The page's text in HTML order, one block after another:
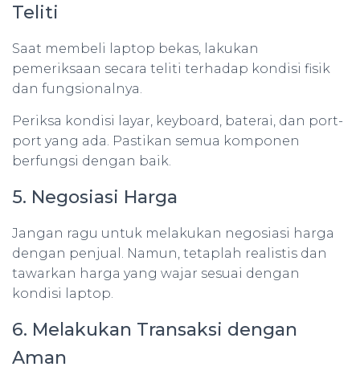
Teliti
Saat membeli laptop bekas, lakukan
pemeriksaan secara teliti terhadap kondisi fisik
dan fungsionalnya.
Periksa kondisi layar, keyboard, baterai, dan port-
port yang ada. Pastikan semua komponen
berfungsi dengan baik.
5. Negosiasi Harga
Jangan ragu untuk melakukan negosiasi harga
dengan penjual. Namun, tetaplah realistis dan
tawarkan harga yang wajar sesuai dengan
kondisi laptop.
6. Melakukan Transaksi dengan
Aman